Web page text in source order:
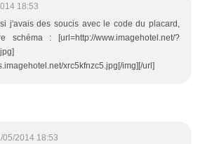
18:53
j'avais des soucis avec le code du placard,
: [url=http://www.imagehotel.net/?
xrc5kfnzc5.jpg[/img][/url]
05/2014 18:53